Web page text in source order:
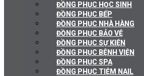
ĐỒNG PHỤC HỌC SINH
ĐỒNG PHỤC BẾP
ĐỒNG PHỤC NHÀ HÀNG
ĐỒNG PHỤC BẢO VỆ
ĐỒNG PHỤC SỰ KIỆN
ĐỒNG PHỤC BỆNH VIỆN
ĐỒNG PHỤC SPA
ĐỒNG PHỤC TIỆM NAIL